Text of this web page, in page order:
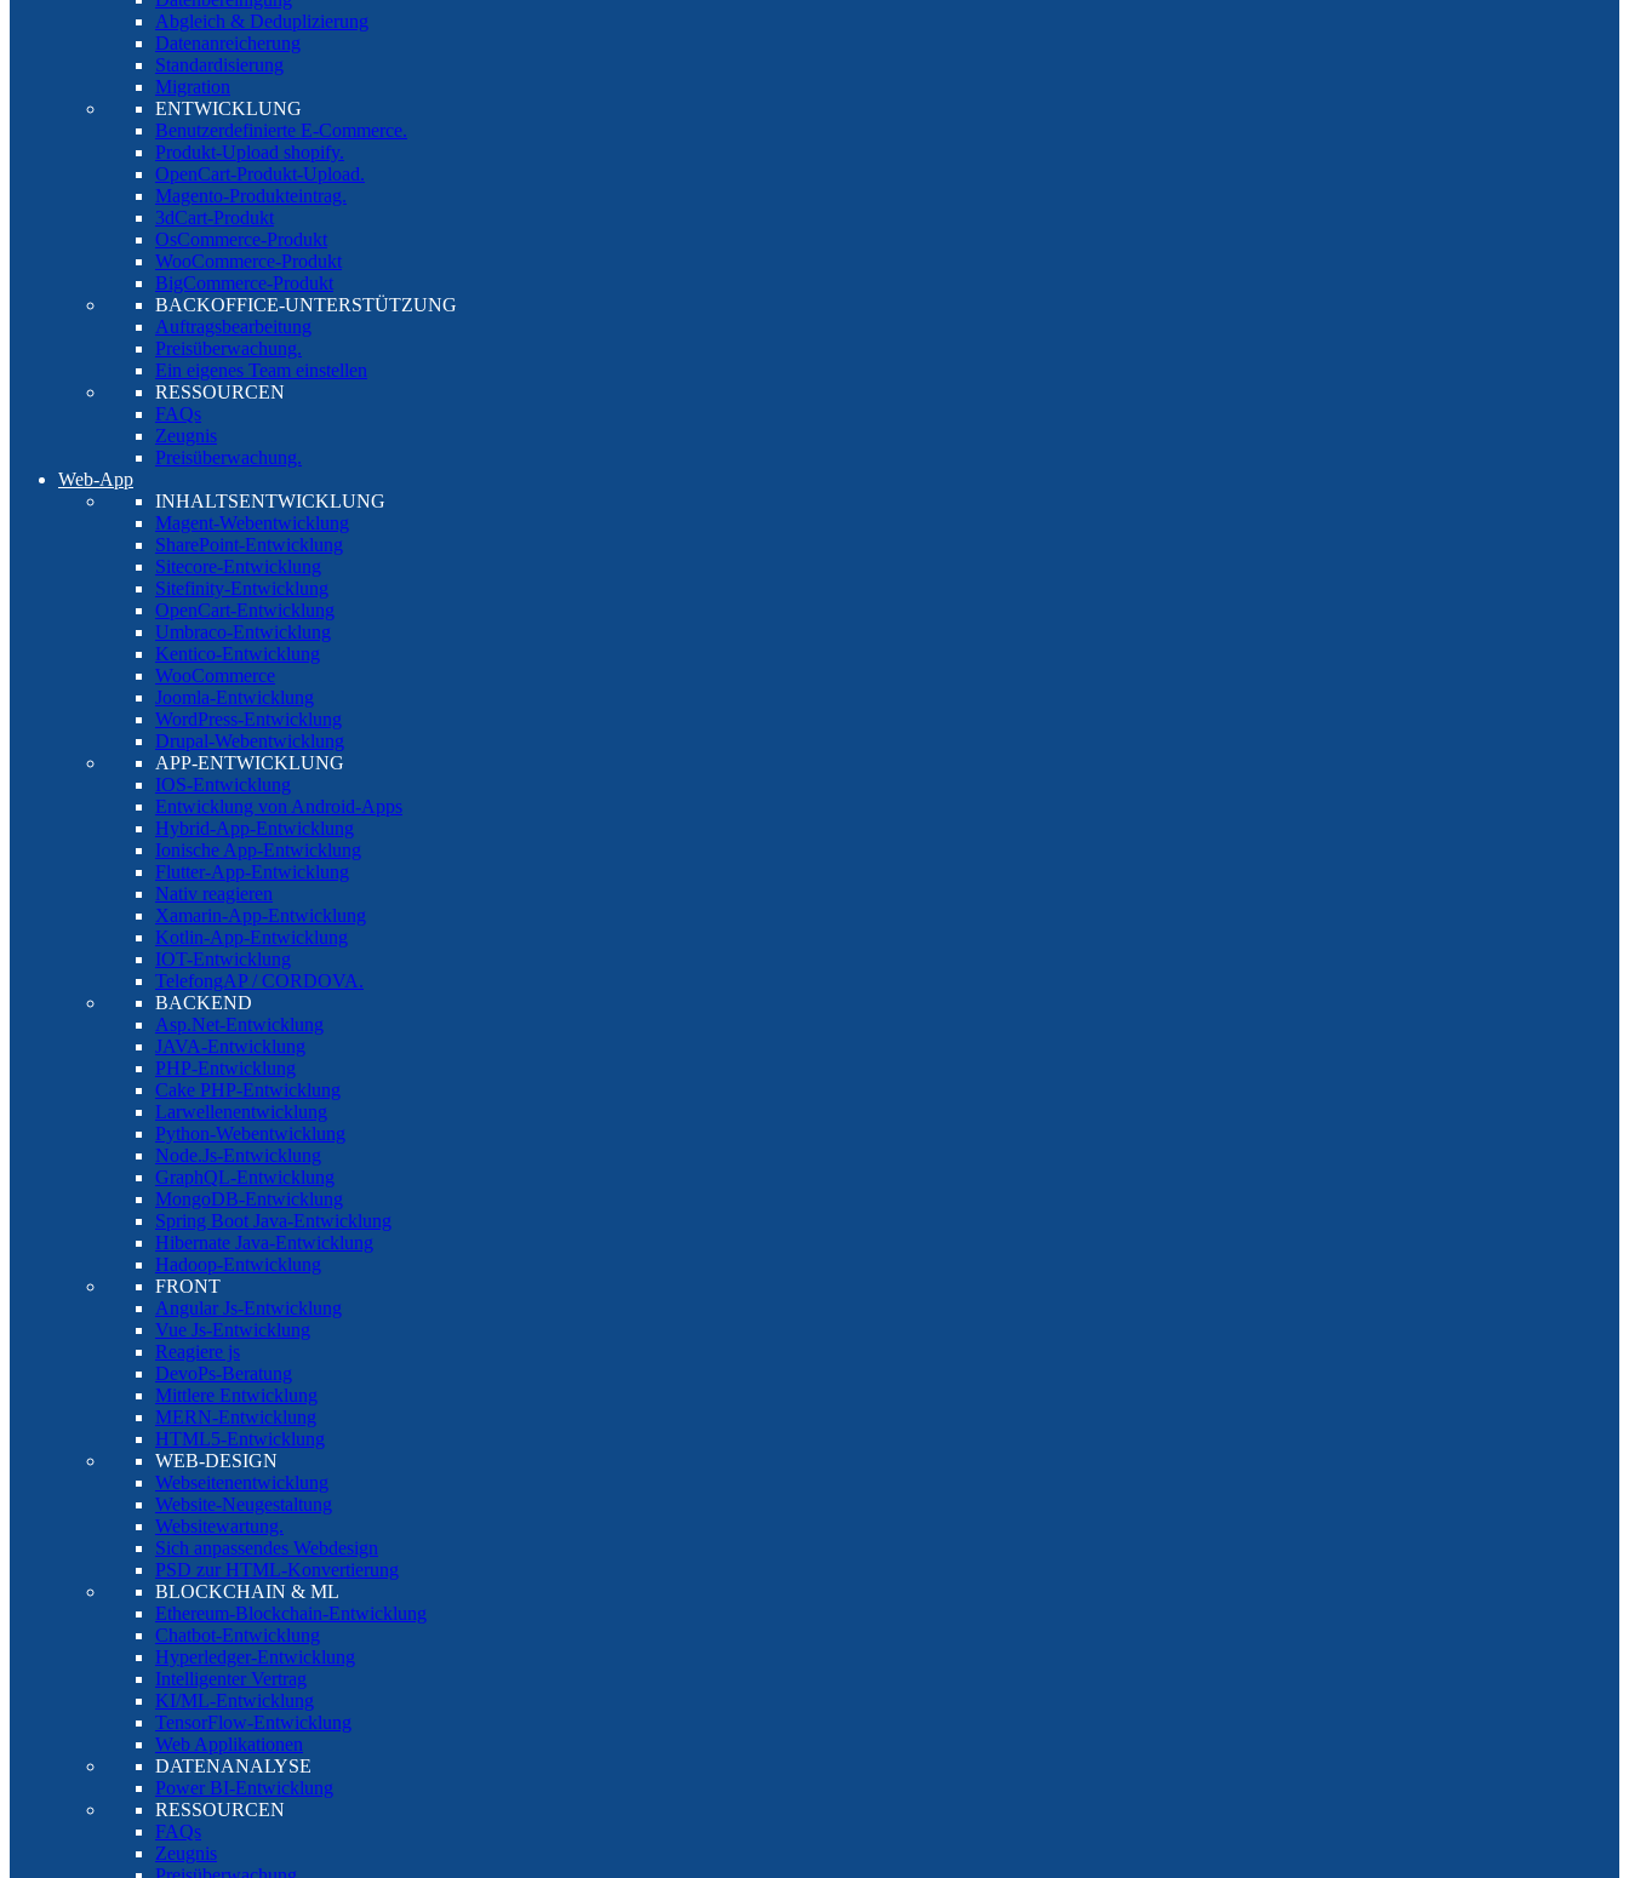
Abgleich & Deduplizierung
Datenanreicherung
Standardisierung
Migration
ENTWICKLUNG
Benutzerdefinierte E-Commerce.
Produkt-Upload shopify.
OpenCart-Produkt-Upload.
Magento-Produkteintrag.
3dCart-Produkt
OsCommerce-Produkt
WooCommerce-Produkt
BigCommerce-Produkt
BACKOFFICE-UNTERSTÜTZUNG
Auftragsbearbeitung
Preisüberwachung.
Ein eigenes Team einstellen
RESSOURCEN
FAQs
Zeugnis
Preisüberwachung.
Web-App
INHALTSENTWICKLUNG
Magent-Webentwicklung
SharePoint-Entwicklung
Sitecore-Entwicklung
Sitefinity-Entwicklung
OpenCart-Entwicklung
Umbraco-Entwicklung
Kentico-Entwicklung
WooCommerce
Joomla-Entwicklung
WordPress-Entwicklung
Drupal-Webentwicklung
APP-ENTWICKLUNG
IOS-Entwicklung
Entwicklung von Android-Apps
Hybrid-App-Entwicklung
Ionische App-Entwicklung
Flutter-App-Entwicklung
Nativ reagieren
Xamarin-App-Entwicklung
Kotlin-App-Entwicklung
IOT-Entwicklung
TelefongAP / CORDOVA.
BACKEND
Asp.Net-Entwicklung
JAVA-Entwicklung
PHP-Entwicklung
Cake PHP-Entwicklung
Larwellenentwicklung
Python-Webentwicklung
Node.Js-Entwicklung
GraphQL-Entwicklung
MongoDB-Entwicklung
Spring Boot Java-Entwicklung
Hibernate Java-Entwicklung
Hadoop-Entwicklung
FRONT
Angular Js-Entwicklung
Vue Js-Entwicklung
Reagiere js
DevoPs-Beratung
Mittlere Entwicklung
MERN-Entwicklung
HTML5-Entwicklung
WEB-DESIGN
Webseitenentwicklung
Website-Neugestaltung
Websitewartung.
Sich anpassendes Webdesign
PSD zur HTML-Konvertierung
BLOCKCHAIN & ML
Ethereum-Blockchain-Entwicklung
Chatbot-Entwicklung
Hyperledger-Entwicklung
Intelligenter Vertrag
KI/ML-Entwicklung
TensorFlow-Entwicklung
Web Applikationen
DATENANALYSE
Power BI-Entwicklung
RESSOURCEN
FAQs
Zeugnis